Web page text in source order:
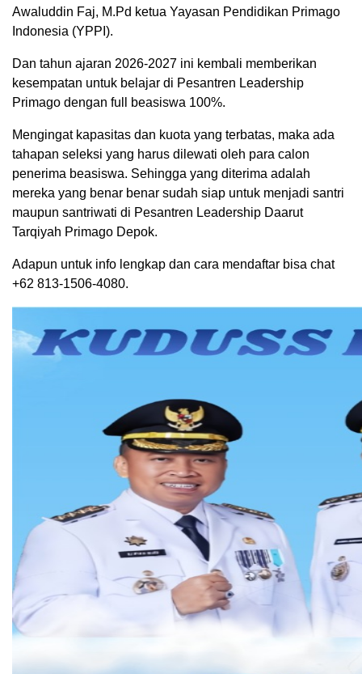
Awaluddin Faj, M.Pd ketua Yayasan Pendidikan Primago
Indonesia (YPPI).
Dan tahun ajaran 2026-2027 ini kembali memberikan
kesempatan untuk belajar di Pesantren Leadership
Primago dengan full beasiswa 100%.
Mengingat kapasitas dan kuota yang terbatas, maka ada
tahapan seleksi yang harus dilewati oleh para calon
penerima beasiswa. Sehingga yang diterima adalah
mereka yang benar benar sudah siap untuk menjadi santri
maupun santriwati di Pesantren Leadership Daarut
Tarqiyah Primago Depok.
Adapun untuk info lengkap dan cara mendaftar bisa chat
+62 813-1506-4080.